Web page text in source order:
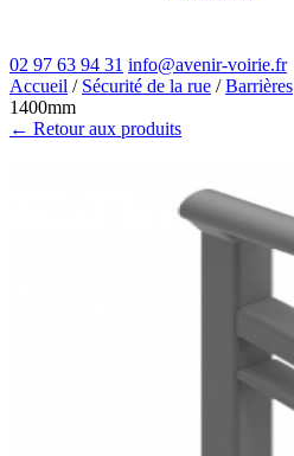
02 97 63 94 31 info@avenir-voirie.fr
Accueil / Sécurité de la rue /Barrières
1400mm
← Retour aux produits